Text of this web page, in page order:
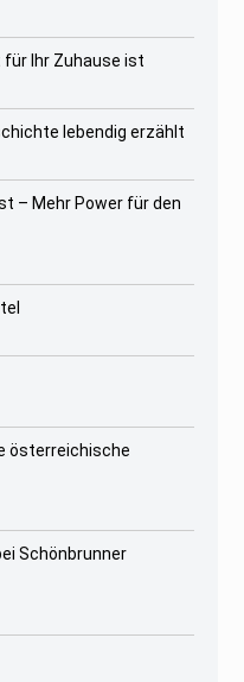
Ihr Zuhause ist
lebendig erzählt
– Mehr Power für den
österreichische
Schönbrunner